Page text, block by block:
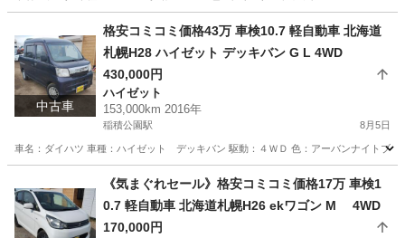
稲積公園駅 N-ONE 預かり金
中古車
格安コミコミ価格43万 車検10.7 軽自動車 北海道
札幌H28 ハイゼット デッキバン G L 4WD
430,000円
ハイゼット
153,000km 2016年
稲積公園駅 8月5日
車名：ダイハツ 車種：ハイゼット デッキバン 駆動：４ＷＤ 色：アーバンナイトブ
稲積公園駅 ハイゼット
《気まぐれセール》格安コミコミ価格17万 車検1
0.7 軽自動車 北海道札幌H26 ekワゴン M 4WD
170,000円